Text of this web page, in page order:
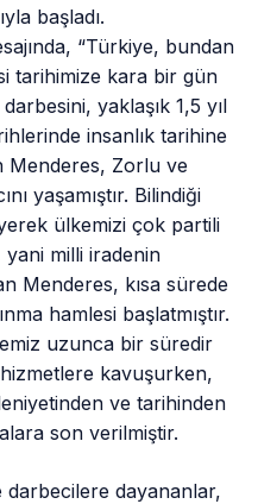
başladı.
“Türkiye, bundan
tarihimize kara bir gün
yaklaşık 1,5 yıl
insanlık tarihine
Menderes, Zorlu ve
yaşamıştır. Bilindiği
ülkemizi çok partili
yani milli iradenin
Menderes, kısa sürede
hamlesi başlatmıştır.
uzunca bir süredir
hizmetlere kavuşurken,
ve tarihinden
son verilmiştir.
darbecilere dayananlar,